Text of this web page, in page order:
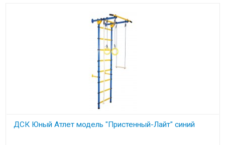
ДСК Юный Атлет модель "Пристенный-Лайт" синий